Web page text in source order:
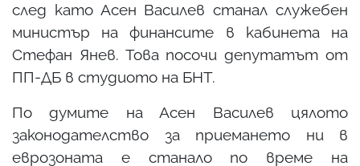
след като Асен Василев станал служебен
министър на финансите в кабинета на
Стефан Янев. Това посочи депутатът от
ПП-ДБ в студиото на БНТ.
По думите на Асен Василев цялото
законодателство за приемането ни в
еврозоната е станало по време на